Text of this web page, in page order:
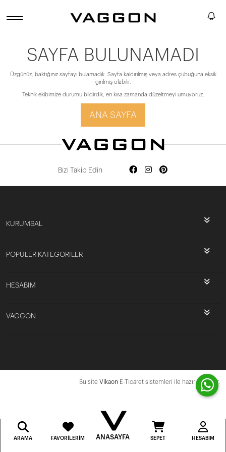
SAYFA BULUNAMADI
Üzgünüz, baktığınız sayfayı bulamadık. Sayfa kaldırılmış veya adres çubuğuna eksik
girilmiş olabilir.
Teknik ekibimize durumu bildirdik, en kısa zamanda düzeltmeyi umuyoruz.
ANA SAYFA
Bizi Takip Edin
KURUMSAL
POPÜLER KATEGORİLER
HESABIM
VAGGON
Bu site Vikaon E-Ticaret sistemleri ile hazırlanmıştır.
ARAMA FAVORILERIM ANASAYFA SEPET HESABIM